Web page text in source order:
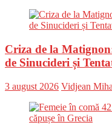
Criza de la
de Sinucideri și
Posted
3 august 2026 Author
Vidjean